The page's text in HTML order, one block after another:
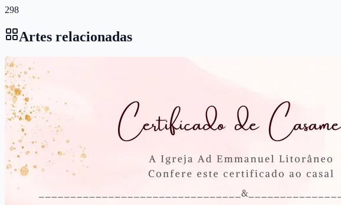
298
Artes relacionadas